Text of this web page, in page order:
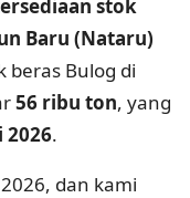
stok
Baru (Nataru)
beras Bulog di
56 ribu ton, yang
2026.
dan kami